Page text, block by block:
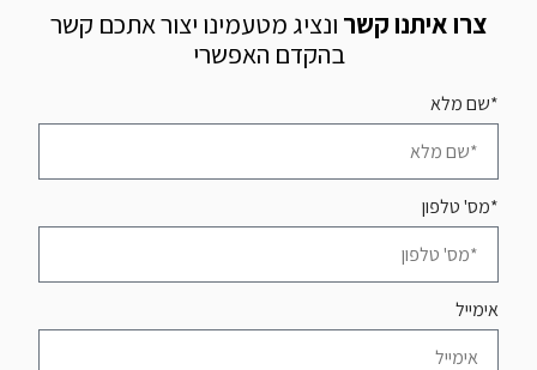
צרו איתנו קשר ונציג מטעמינו יצור אתכם קשר
בהקדם האפשרי
*שם מלא
*מס' טלפון
אימייל